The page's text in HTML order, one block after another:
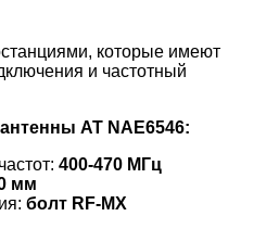
которые имеют
и частотный
AT NAE6546:
400-470 МГц
мм
болт RF-MX